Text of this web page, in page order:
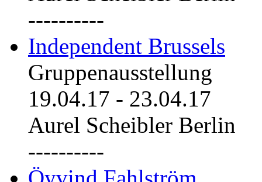
----------
Independent Brussels
Gruppenausstellung
19.04.17 - 23.04.17
Aurel Scheibler Berlin
----------